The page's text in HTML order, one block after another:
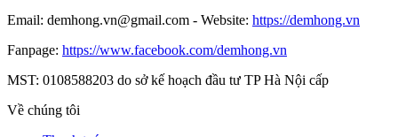
Email: demhong.vn@gmail.com - Website: https://demhong.vn
Fanpage: https://www.facebook.com/demhong.vn
MST: 0108588203 do sở kế hoạch đầu tư TP Hà Nội cấp
Về chúng tôi